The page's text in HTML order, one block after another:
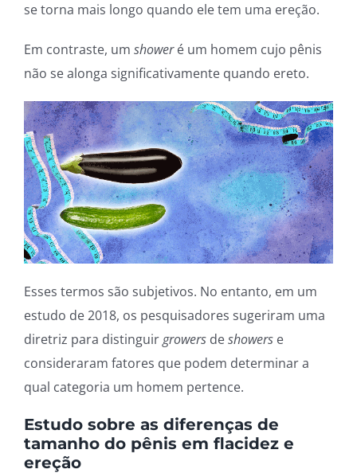
se torna mais longo quando ele tem uma ereção.
Em contraste, um showeré um homem cujo pênis
não se alonga significativamente quando ereto.
Esses termos são subjetivos. No entanto, em um
estudo de 2018, os pesquisadores sugeriram uma
diretriz para distinguirgrowers deshowers e
consideraram fatores que podem determinar a
qual categoria um homem pertence.
Estudo sobre as diferenças de
tamanho do pênis em flacidez e
ereção